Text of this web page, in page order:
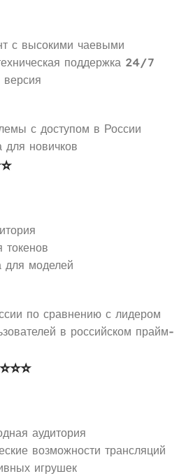
с высокими чаевыми
поддержка 24/7
версия
с доступом в России
для новичков
токенов
для моделей
по сравнению с лидером
в российском прайм-
аудитория
возможности трансляций
игрушек